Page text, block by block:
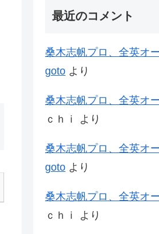
最近のコメント
桑木志帆プロ、全英オ
goto より
桑木志帆プロ、全英オ
ｃｈｉ
より
桑木志帆プロ、全英オ
goto より
桑木志帆プロ、全英オ
ｃｈｉ
より